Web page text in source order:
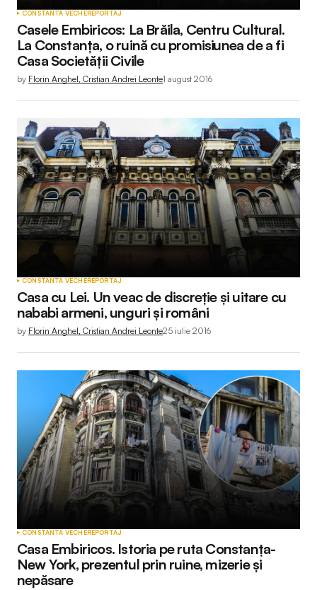
CONSTANTA VECHEREPORTAJ
Casele Embiricos: La Brăila, Centru Cultural.
La Constanța, o ruină cu promisiunea de a fi
Casa Societății Civile
by Florin Anghel, Cristian Andrei Leonte1 august 2016
CONSTANTA VECHEREPORTAJ
Casa cu Lei. Un veac de discreție și uitare cu
nababi armeni, unguri și români
by Florin Anghel, Cristian Andrei Leonte25 iulie 2016
CONSTANTA VECHEREPORTAJ
Casa Embiricos. Istoria pe ruta Constanța-
New York, prezentul prin ruine, mizerie și
nepăsare